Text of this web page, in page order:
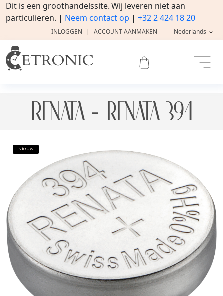
Dit is een groothandelssite. Wij leveren niet aan
particulieren. | Neem contact op | +32 2 424 18 20
INLOGGEN | ACCOUNT AANMAKEN Nederlands
RENATA - RENATA 394
Nieuw